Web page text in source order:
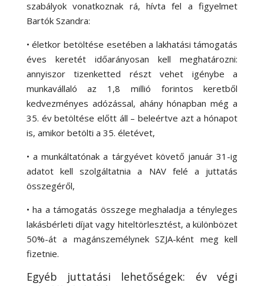
szabályok vonatkoznak rá, hívta fel a figyelmet
Bartók Szandra:
• életkor betöltése esetében a lakhatási támogatás
éves keretét időarányosan kell meghatározni:
annyiszor tizenketted részt vehet igénybe a
munkavállaló az 1,8 millió forintos keretből
kedvezményes adózással, ahány hónapban még a
35. év betöltése előtt áll – beleértve azt a hónapot
is, amikor betölti a 35. életévet,
• a munkáltatónak a tárgyévet követő január 31-ig
adatot kell szolgáltatnia a NAV felé a juttatás
összegéről,
• ha a támogatás összege meghaladja a tényleges
lakásbérleti díjat vagy hiteltörlesztést, a különbözet
50%-át a magánszemélynek SZJA-ként meg kell
fizetnie.
Egyéb juttatási lehetőségek: év végi